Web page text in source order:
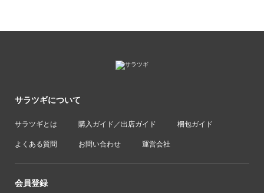
サラツギについて
サラツギとは 購入ガイド／出店ガイド 梱包ガイド
よくある質問 お問い合わせ 運営会社
会員登録